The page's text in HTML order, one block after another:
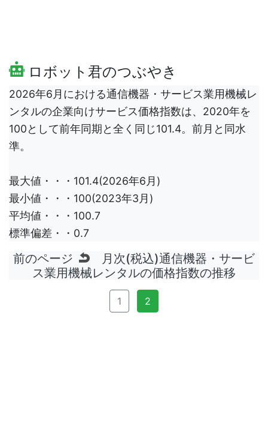
ロボット君のつぶやき
2026年6月における通信機器・サービス業用機械レ
ンタルの企業向けサービス価格指数は、2020年を
100として前年同期と全く同じ101.4。前月と同水
準。
最大値・・・101.4(2026年6月)
最小値・・・100(2023年3月)
平均値・・・100.7
標準偏差・・0.7
前のページ
月次(税込)通信機器・サービ
ス業用機械レンタルの価格指数の推移
1 2